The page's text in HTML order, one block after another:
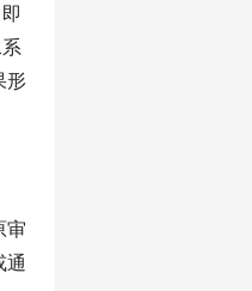
形
审
通